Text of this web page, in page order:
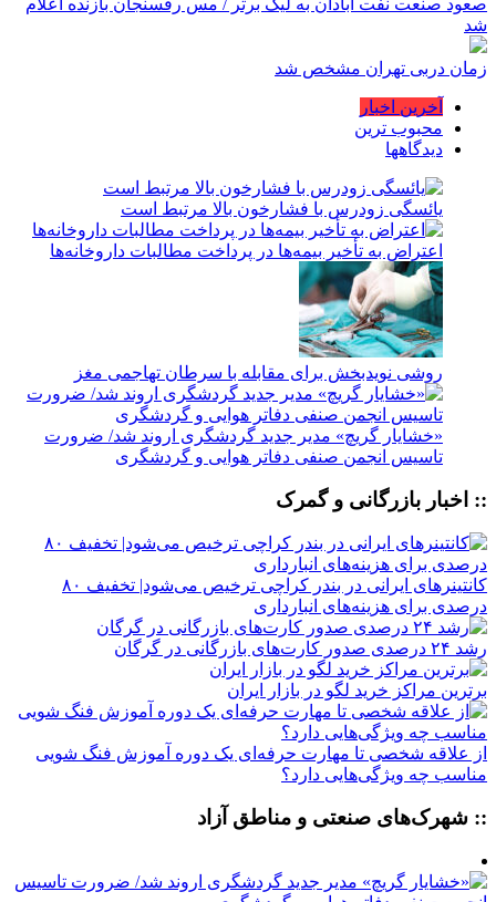
شد
زمان دربی تهران مشخص شد
آخرین اخبار
محبوب ترین
دیدگاهها
یائسگی زودرس با فشارخون بالا مرتبط است
اعتراض به تأخیر بیمه‌ها در پرداخت مطالبات داروخانه‌ها
روشی نویدبخش برای مقابله با سرطان تهاجمی مغز
«خشایار گریچ» مدیر جدید گردشگری اروند شد/ ضرورت
تاسیس انجمن صنفی دفاتر هوایی و گردشگری
:: اخبار بازرگانی و گمرک
کانتینرهای ایرانی در بندر کراچی ترخیص می‌شود| تخفیف ۸۰
درصدی برای هزینه‌های انبارداری
رشد ۲۴ درصدی صدور کارت‌های بازرگانی در گرگان
برترین مراکز خرید لگو در بازار ایران
از علاقه شخصی تا مهارت حرفه‌ای یک دوره آموزش فنگ شویی
مناسب چه ویژگی‌هایی دارد؟
:: شهرک‌های صنعتی و مناطق آزاد